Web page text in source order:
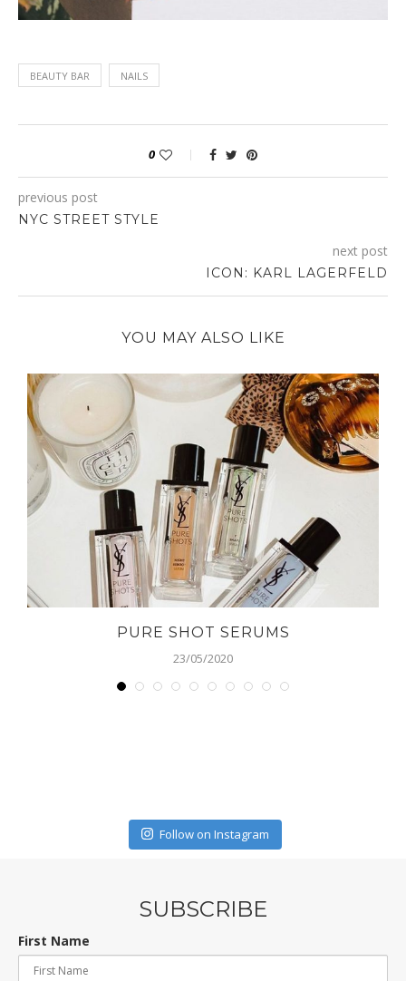
BEAUTY BAR NAILS
0
previous post
NYC STREET STYLE
next post
ICON: KARL LAGERFELD
YOU MAY ALSO LIKE
PURE SHOT SERUMS
23/05/2020
Follow on Instagram
SUBSCRIBE
First Name